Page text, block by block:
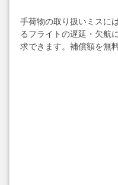
手荷物の取り扱いミスに
るフライトの遅延・欠航
求できます。補償額を無